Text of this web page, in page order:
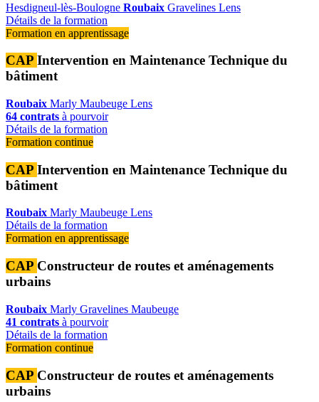
Hesdigneul-lès-Boulogne Roubaix Gravelines Lens
Détails de la formation
Formation en apprentissage
CAP Intervention en Maintenance Technique du
bâtiment
Roubaix Marly Maubeuge Lens
64 contrats à pourvoir
Détails de la formation
Formation continue
CAP Intervention en Maintenance Technique du
bâtiment
Roubaix Marly Maubeuge Lens
Détails de la formation
Formation en apprentissage
CAP Constructeur de routes et aménagements
urbains
Roubaix Marly Gravelines Maubeuge
41 contrats à pourvoir
Détails de la formation
Formation continue
CAP Constructeur de routes et aménagements
urbains